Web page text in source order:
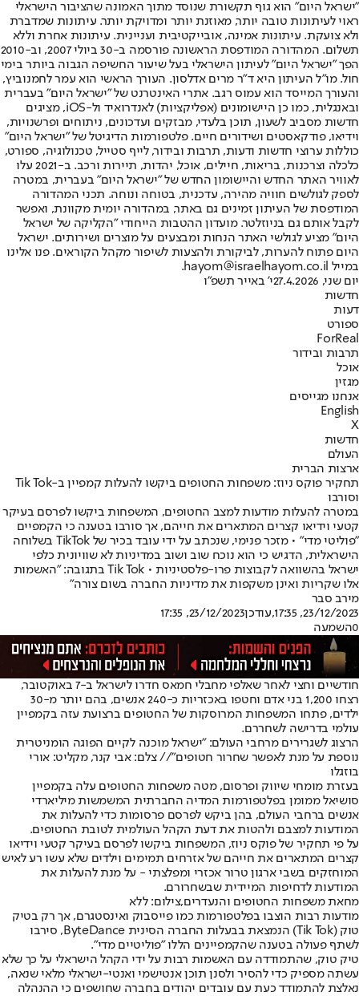
"ישראל היום" הוא גוף תקשורת שנוסד מתוך האמונה שהציבור הישראלי
ראוי לעיתונות טובה יותר, מאוזנת יותר ומדויקת יותר. עיתונות שמדברת
ולא צועקת. עיתונות אמינה, אובייקטיבית ועניינית. עיתונות אחרת וללא
תשלום. המהדורה המודפסת הראשונה פורסמה ב-30 ביולי 2007, וב-2010
הפך "ישראל היום" לעיתון הישראלי בעל שיעור החשיפה הגבוה ביותר בימי
חול. מו"ל העיתון היא ד"ר מרים אדלסון. העורך הראשי הוא עמר לחמנוביץ,
והעורך המייסד הוא עמוס רגב. אתרי האינטרנט של "ישראל היום" בעברית
ובאנגלית, כמו כן היישומונים (אפליקציות) לאנדרואיד ול-iOS, מציגים
חדשות מסביב לשעון, תוכן בלעדי, מבזקים ועדכונים, ניתוחים ופרשנויות,
וידיאו, פודקאסטים ושידורים חיים. פלטפורמות הדיגיטל של "ישראל היום"
כוללות ערוצי חדשות ודעות, תרבות ובידור, לייף סטייל, טכנולוגיה, ספורט,
כלכלה וצרכנות, בריאות, חיילים, אוכל, יהדות, תיירות ורכב. ב-2021 עלו
לאוויר האתר החדש והיישומון החדש של "ישראל היום" בעברית, במטרה
לספק לגולשים חוויה מהירה, עדכנית, בטוחה ונוחה. תכני המהדורה
המודפסת של העיתון זמינים גם באתר, במהדורה יומית מקוונת, ואפשר
לקבל אותם גם בניוזלטר. מועדון ההטבות הייחודי "הקליקה של ישראל
היום" מציע לגולשי האתר הנחות ומבצעים על מוצרים ושירותים. ישראל
היום פתוח להערות, לביקורת ולהצעות לשיפור מקהל הקוראים. פנו אלינו
במייל hayom@israelhayom.co.il.
יום שני, 27.4.2026
י' באייר תשפ"ו
חדשות
דעות
ספורט
ForReal
תרבות ובידור
אוכל
מגזין
אנחנו מגייסים
English
X
חדשות
העולם
ארצות הברית
תחקיר פוקס ניוז: משפחות החטופים ביקשו להעלות קמפיין ב-Tik Tok
וסורבו
במטרה להעלות מודעות למצב החטופים, המשפחות ביקשו לפרסם בעיקר
קטעי וידיאו קצרים המתארים את חייהם, אך סורבו בטענה כי הקמפיים
"פוליטי מדי" • מזכר פנימי, שנכתב על ידי עובד בכיר של ‏TikTok בשלוחה
הישראלית, הדגיש כי הוא נוכח שוב ושוב במדיניות לא שוויונית כלפי
ישראל בהשוואה לקבוצות פרו-פלסטיניות • Tik Tok בתגובה: "האשמות
אלו שקריות ואינן משקפות את מדיניות החברה בשום צורה"
מירב סבר
23/12/2023, 17:35
,עודכן23/12/2023, 17:35
0השמעה
חודשיים וחצי לאחר שאלפי מחבלי חמאס חדרו לישראל ב-7 באוקטובר,
רצחו 1,200 בני אדם וחטפו באכזריות כ-240 אנשים, בהם יותר מ-30
ילדים, פתחו המשפחות המרוסקות של החטופים ברצועת עזה בקמפיין
עולמי בדרישה לשחררם.
הרצוג לשגרירים מרחבי העולם: "ישראל מוכנה לקיים הפוגה הומניטרית
נוספת על מנת לאפשר שחרור חטופים"// צלם: אבי קנר, מקליט: אורי
בוזגלו
בעזרת מומחי שיווק ופרסום, מטה משפחות החטופים עלה בקמפיין
סושיאל ממומן בפלטפורמות המדיה החברתית המשמשות מיליארדי
אנשים ברחבי העולם, בהן ביקש לפרסם פרסומות כדי להעלות את
המודעות למצבם ולהטות את דעת הקהל העולמית לטובת החטופים.
על פי תחקיר של פוקס ניוז, המשפחות ביקשו לפרסם בעיקר קטעי וידיאו
קצרים המתארים את חייהם של אזרחים תמימים וילדים שלא עשו רע לאיש
המוחזקים בשבי ארגון טרור אכזרי ומפלצתי - על מנת להעלות את
המודעות לדחיפות המיידית שבשחרורם.
מחאת משפחות החטופים והנעדרים,צילום: ללא
מודעות רבות הוצבו בפלטפורמות כמו פייסבוק ואינסטגרם, אך רק בטיק
טוק (Tik Tok) הנמצאת בבעלות החברה הסינית ByteDance, סירבו
לשתף פעולה בטענה שהקמפיינים הללו "פוליטיים מדי".
טיק טוק, שהתמודדה עם האשמות רבות על ידי הקהל הישראלי על כך שלא
עשתה מספיק כדי להסיר ולסנן תוכן אנטישמי ואנטי-ישראלי מלאי שנאה,
נאלצת להתמודד כעת עם עובדים יהודים בחברה שחושפים כי ההנהלה